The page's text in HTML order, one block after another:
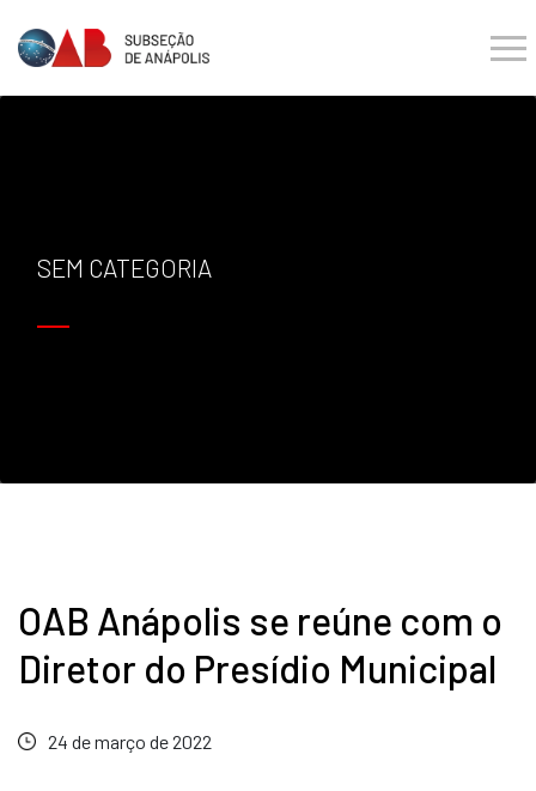
SEM CATEGORIA
OAB Anápolis se reúne com o
Diretor do Presídio Municipal
24 de março de 2022